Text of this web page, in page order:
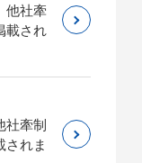
他社牽
載され
社牽制
されま